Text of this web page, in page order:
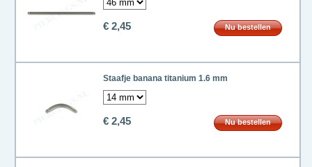
€ 2,45 Nu bestellen
Staafje banana titanium 1.6 mm
€ 2,45 Nu bestellen